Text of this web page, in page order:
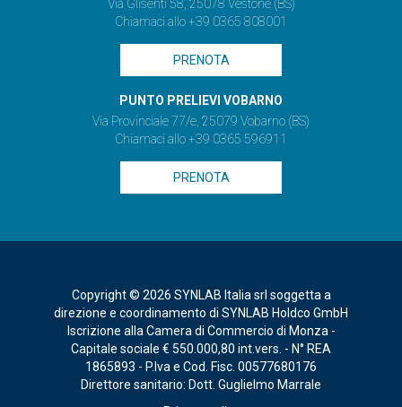
Via Glisenti 58, 25078 Vestone (BS)
Chiamaci allo +39 0365 808001
PRENOTA
PUNTO PRELIEVI VOBARNO
Via Provinciale 77/e, 25079 Vobarno (BS)
Chiamaci allo +39 0365 596911
PRENOTA
Copyright © 2026 SYNLAB Italia srl soggetta a
direzione e coordinamento di SYNLAB Holdco GmbH
Iscrizione alla Camera di Commercio di Monza -
Capitale sociale € 550.000,80 int.vers. - N° REA
1865893 - P.Iva e Cod. Fisc. 00577680176
Direttore sanitario: Dott. Guglielmo Marrale